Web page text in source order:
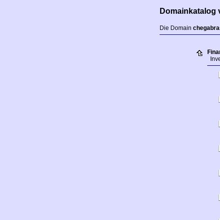
Domainkatalog
Die Domain